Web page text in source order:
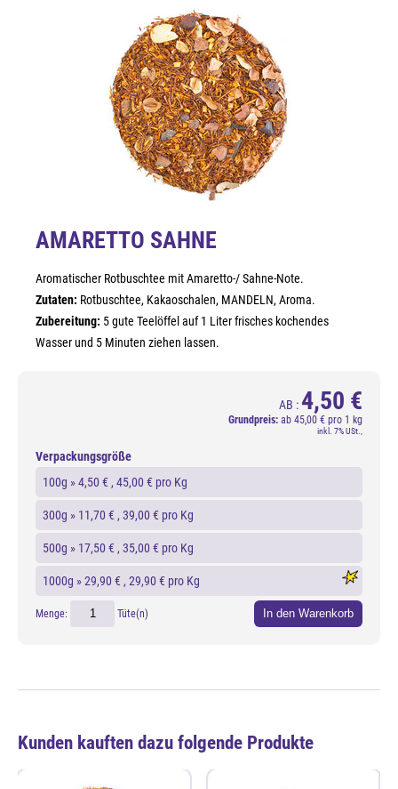
AMARETTO SAHNE
Aromatischer Rotbuschtee mit Amaretto-/ Sahne-Note.
Zutaten: Rotbuschtee, Kakaoschalen, MANDELN, Aroma.
Zubereitung: 5 gute Teelöffel auf 1 Liter frisches kochendes
Wasser und 5 Minuten ziehen lassen.
AB : 4,50 €
Grundpreis: ab 45,00 € pro 1 kg
inkl. 7% USt.,
Verpackungsgröße
100g »4,50 € , 45,00 € pro Kg
300g » 11,70 € , 39,00 € pro Kg
500g » 17,50 € , 35,00 € pro Kg
1000g »29,90 € , 29,90 € pro Kg
Menge: Tüte(n) In den Warenkorb
Kunden kauften dazu folgende Produkte